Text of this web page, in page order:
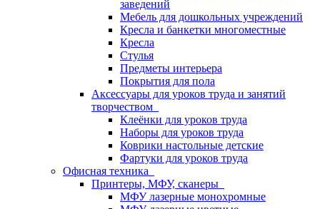
заведений
Мебель для дошкольных учреждений
Кресла и банкетки многоместные
Кресла
Стулья
Предметы интерьера
Покрытия для пола
Аксессуары для уроков труда и занятий
творчеством
Клеёнки для уроков труда
Наборы для уроков труда
Коврики настольные детские
Фартуки для уроков труда
Офисная техника
Принтеры, МФУ, сканеры
МФУ лазерные монохромные